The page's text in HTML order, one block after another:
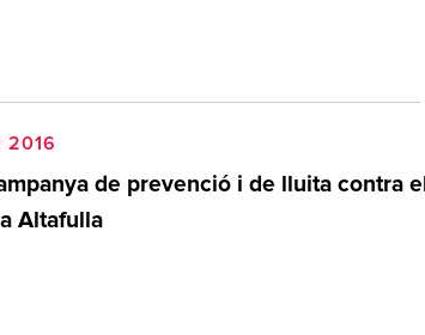
2016
de prevenció i de lluita contra
Altafulla